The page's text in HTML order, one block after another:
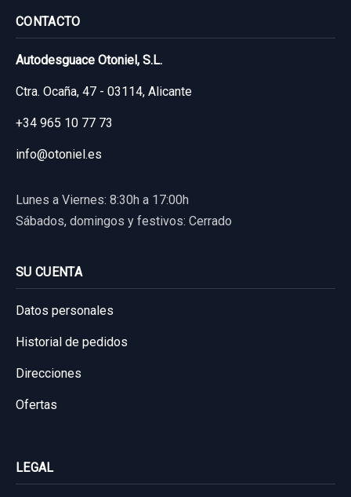
MERCEDES-BENZ CLASE A (W169) A 180
CDI EXCLUSIVE...
Ref:664065
26,44 €
Consultar por whatsapp
AIRBAG DELANTERO DERECHO
MERCEDES-BENZ CLASE A (W169) A 180
80,00 €
Consultar por whatsapp
MERCEDES-BENZ CLASE A (W169) A 180
CDI EXCLUSIVE...
Ref:668266
CONTACTO
Autodesguace Otoniel, S.L.
Ctra. Ocaña, 47 - 03114, Alicante
+34 965 10 77 73
info@otoniel.es
Lunes a Viernes: 8:30h a 17:00h
Sábados, domingos y festivos: Cerrado
SU CUENTA
Datos personales
Historial de pedidos
Direcciones
Ofertas
LEGAL